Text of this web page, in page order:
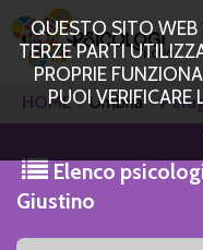
QUESTO SITO WEB
TERZE PARTI
PROPRIE
PUOI
HOME Umbria
Elenco
Giustino